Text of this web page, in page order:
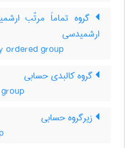
گروه تماماً مرتّب
ارشمیدسی
ordered group
گروه کالبدی حسابی
زیرگروه حسابی